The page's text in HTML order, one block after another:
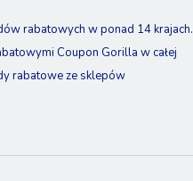
rabatowych w ponad 14 krajach.
Coupon Gorilla w całej
rabatowe ze sklepów